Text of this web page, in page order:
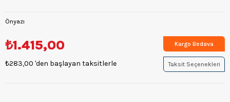
Önyazı
₺1.415,00
₺283,00 'den başlayan taksitlerle
Kargo Bedava
Taksit Seçenekleri